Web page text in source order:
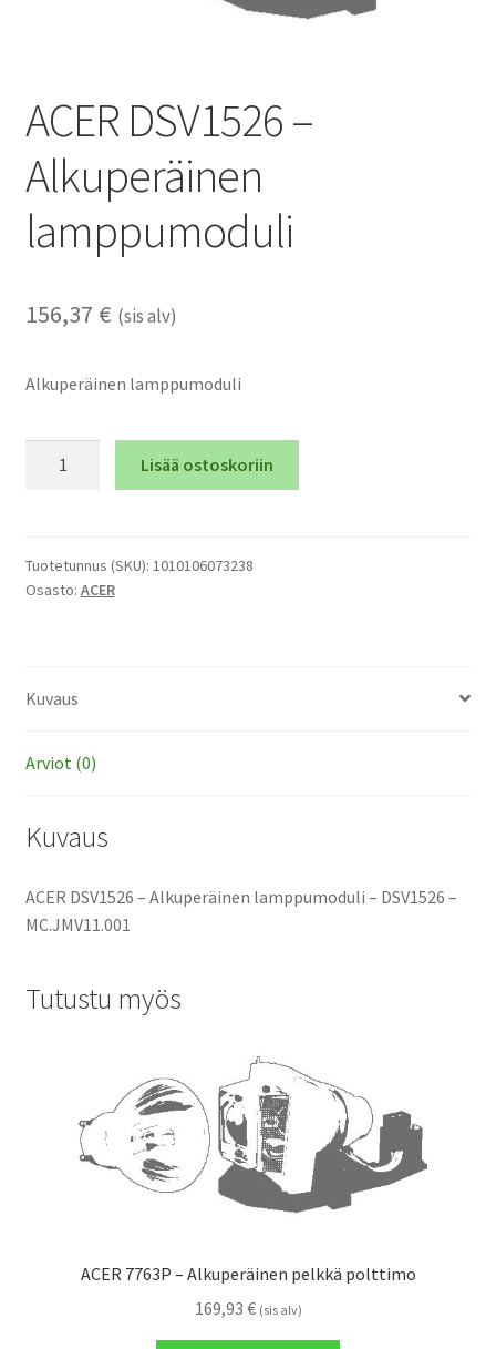
ACER DSV1526 –
Alkuperäinen
lamppumoduli
156,37 € (sis alv)
Alkuperäinen lamppumoduli
lamppumoduli
määrä
Lisää ostoskoriin
Tuotetunnus (SKU): 1010106073238
Osasto: ACER
Kuvaus
Arviot (0)
Kuvaus
ACER DSV1526 – Alkuperäinen lamppumoduli – DSV1526 –
MC.JMV11.001
Tutustu myös
ACER 7763P – Alkuperäinen pelkkä polttimo
169,93 € (sis alv)